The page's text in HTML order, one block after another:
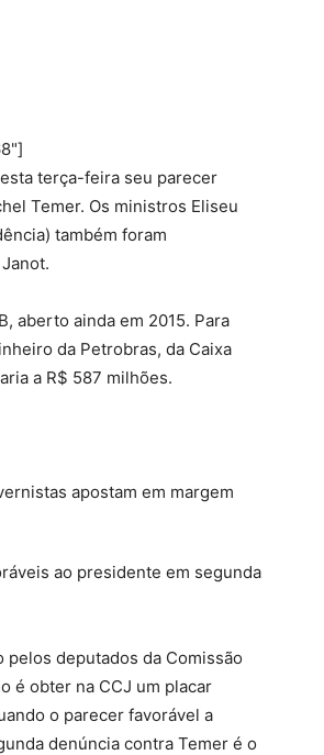
terça-feira seu parecer
Temer. Os ministros Eliseu
também foram
aberto ainda em 2015. Para
da Petrobras, da Caixa
a R$ 587 milhões.
ao presidente em segunda
deputados da Comissão
é obter na CCJ um placar
o parecer favorável a
denúncia contra Temer é o